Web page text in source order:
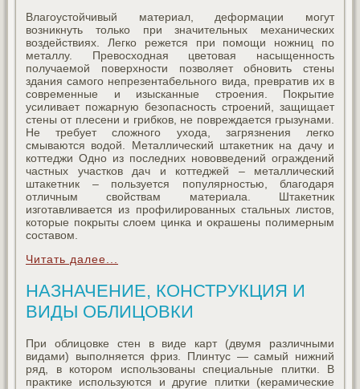
Влагоустойчивый материал, деформации могут
возникнуть только при значительных механических
воздействиях. Легко режется при помощи ножниц по
металлу. Превосходная цветовая насыщенность
получаемой поверхности позволяет обновить стены
здания самого непрезентабельного вида, превратив их в
современные и изысканные строения. Покрытие
усиливает пожарную безопасность строений, защищает
стены от плесени и грибков, не повреждается грызунами.
Не требует сложного ухода, загрязнения легко
смываются водой. Металлический штакетник на дачу и
коттеджи Одно из последних нововведений ограждений
частных участков дач и коттеджей – металлический
штакетник – пользуется популярностью, благодаря
отличным свойствам материала. Штакетник
изготавливается из профилированных стальных листов,
которые покрыты слоем цинка и окрашены полимерным
составом.
Читать далее...
НАЗНАЧЕНИЕ, КОНСТРУКЦИЯ И
ВИДЫ ОБЛИЦОВКИ
При облицовке стен в виде карт (двумя различными
видами) выполняется фриз. Плинтус — самый нижний
ряд, в котором использованы специальные плитки. В
практике используются и другие плитки (керамические